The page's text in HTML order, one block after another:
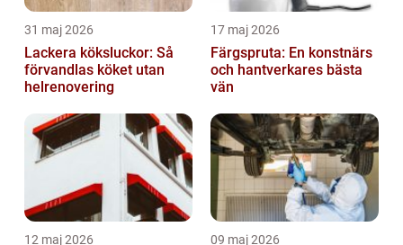
31 maj 2026
Lackera köksluckor: Så
förvandlas köket utan
helrenovering
17 maj 2026
Färgspruta: En konstnärs
och hantverkares bästa
vän
12 maj 2026 09 maj 2026